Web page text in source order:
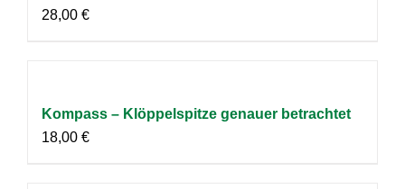
28,00 €
Kompass – Klöppelspitze genauer betrachtet
18,00 €